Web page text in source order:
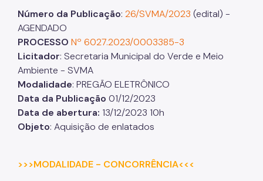
Número da Publicação: 26/SVMA/2023 (edital) -
AGENDADO
PROCESSO Nº 6027.2023/0003385-3
Licitador: Secretaria Municipal do Verde e Meio
Ambiente - SVMA
Modalidade: PREGÃO ELETRÔNICO
Data da Publicação 01/12/2023
Data de abertura: 13/12/2023 10h
Objeto: Aquisição de enlatados
>>>MODALIDADE - CONCORRÊNCIA<<<